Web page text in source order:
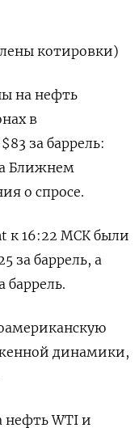
котировки)
на нефть
в
за баррель:
Ближнем
о спросе.
к 16:22 МСК были
за баррель, а
баррель.
динамики,
нефть WTI и